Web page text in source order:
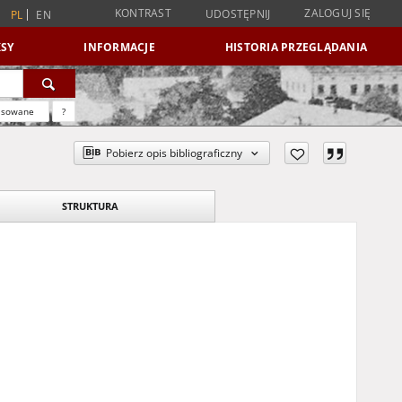
PL EN KONTRAST UDOSTĘPNIJ ZALOGUJ SIĘ
INFORMACJE HISTORIA PRZEGLĄDANIA
?
Pobierz opis bibliograficzny
STRUKTURA